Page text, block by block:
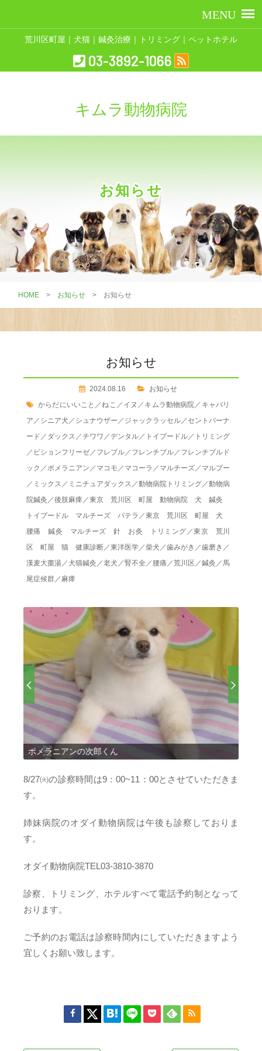
荒川区町屋｜犬猫｜鍼灸治療｜トリミング｜ペットホテル
03-3892-1066
キムラ動物病院
お知らせ
HOME > お知らせ > お知らせ
お知らせ
2024.08.16
お知らせ
からだにいいこと ／ねこ ／ イヌ ／ キムラ動物病院／ キャバリ
ア ／ シニア犬 ／ シュナウザー ／ ジャックラッセル／ セントバーナ
ード ／ ダックス ／チワワ ／デンタル／ トイプードル／ トリミング
／ ビションフリーゼ／ フレブル／ フレンチブル／ フレンチブルド
ック ／ポメラニアン ／ マコモ ／ マコーラ ／ マルチーズ／ マルプー
／ ミックス ／ ミニチュアダックス ／動物病院トリミング／動物病
院鍼灸 ／後肢麻痺／東京 荒川区 町屋 動物病院 犬 鍼灸
トイプードル マルチーズ パテラ ／東京 荒川区 町屋 犬
腰痛 鍼灸 マルチーズ 針 お灸 トリミング ／東京 荒川
区 町屋 猫 健康診断／東洋医学／柴犬 ／歯みがき ／歯磨き ／
漢麦大棗湯／犬猫鍼灸 ／老犬 ／腎不全 ／ 腰痛 ／荒川区 ／鍼灸 ／馬
尾症候群／ 麻痺
ポメラニアンの次郎くん
8/27㈫の診察時間は9：00~11：00とさせていただきま
す。
姉妹病院のオダイ動物病院は午後も診察しておりま
す。
オダイ動物病院TEL03-3810-3870
診察、トリミング、ホテルすべて電話予約制となって
おります。
ご予約のお電話は診察時間内にしていただきますよう
宜しくお願い致します。